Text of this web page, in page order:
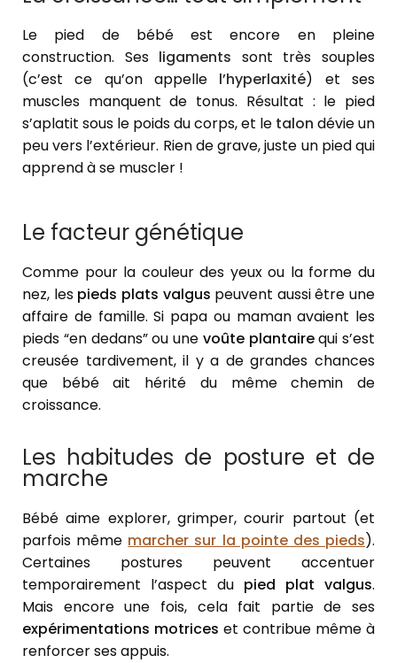
Le pied de bébé est encore en pleine
construction. Ses ligaments sont très souples
(c’est ce qu’on appelle l’hyperlaxité) et ses
muscles manquent de tonus. Résultat : le pied
s’aplatit sous le poids du corps, et le talon dévie un
peu vers l’extérieur. Rien de grave, juste un pied qui
apprend à se muscler !
Le facteur génétique
Comme pour la couleur des yeux ou la forme du
nez, les pieds plats valgus peuvent aussi être une
affaire de famille. Si papa ou maman avaient les
pieds “en dedans” ou une voûte plantairequi s’est
creusée tardivement, il y a de grandes chances
que bébé ait hérité du même chemin de
croissance.
Les habitudes de posture et de
marche
Bébé aime explorer, grimper, courir partout (et
parfois même marcher sur la pointe des pieds).
Certaines postures peuvent accentuer
temporairement l’aspect du pied plat valgus.
Mais encore une fois, cela fait partie de ses
expérimentations motrices et contribue même à
renforcer ses appuis.